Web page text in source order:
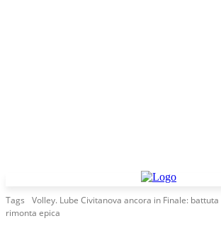
Tags
Volley. Lube Civitanova ancora in Finale:
rimonta epica